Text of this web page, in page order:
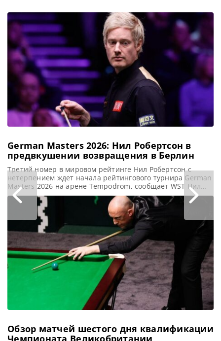
German Masters 2026: Нил Робертсон в
предвкушении возвращения в Берлин
Третий номер в мировом рейтинге Нил Робертсон с
нетерпением ждет начала рейтингового турнира German
Masters 2026 на арене Tempodrom, сообщает WST Нил
Робертсон, занимающий третью строчку мирового
рейтинга, полон надежд заполучить долгожданный
трофей Brandon Parker Trophy на предстоящем турнире
German Masters 2026, который стартует на следующей
неделе. Этот престижный турнир, проходящий в Берлине
Обзор матчей шестого дня квалификации
Чемпионата Великобритании